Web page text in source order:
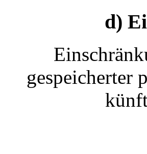
d)
gespeicherter